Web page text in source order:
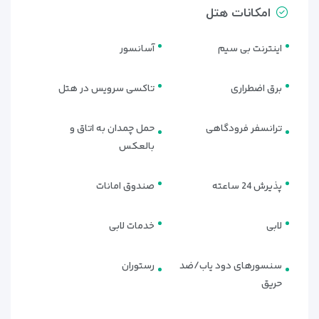
کرده که هر مسافری بتواند با توجه به نیاز و بودجه خود بهترین
گزینه را انتخاب کند. از زوج‌های جوانی که به دنبال فضایی رمانتیک
هستند گرفته تا خانواده‌ها و حتی مسافران کاری، همگی می‌توانند
اقامتی ایده‌آل در این هتل تجربه کنند.
اتاق دو تخته دبل
زوج‌ها یا مسافرانی که به دنبال آرامش بیشتر هستند فراهم
می‌کنند. طراحی داخلی مدرن، نورپردازی ملایم و امکاناتی مثل
واحدها محبوب‌ترین انتخاب مهمانان باشند.
تخته توئین بهترین گزینه هستند. این اتاق‌ها شامل دو تخت
یک‌نفره مجزا با فضای استاندارد و راحت بوده و دکوراسیون ساده اما
مدرن آن، حس آرامش و راحتی را منتقل می‌کند.
امکانات هتل
اینترنت بی سیم آسانسور
برق اضطراری تاکسی سرویس در هتل
ترانسفر فرودگاهی
حمل چمدان به اتاق و
بالعکس
پذیرش 24 ساعته صندوق امانات
لابی خدمات لابی
سنسورهای دود یاب/ضد
حریق
رستوران